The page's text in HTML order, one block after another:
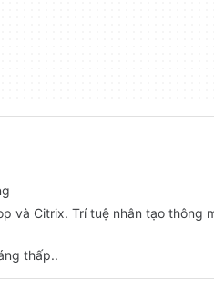
và Citrix. Trí tuệ nhân tạo thông
thấp..